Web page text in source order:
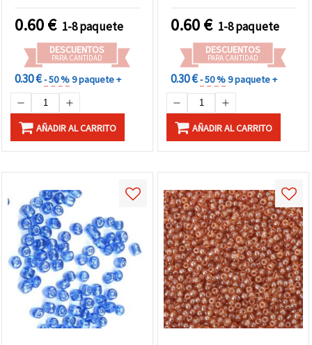
Abalorios y Manualidades
0.60€ 1-8 paquete
DESCUENTOS
PARA CANTIDAD
0.30 €- 50 %9 paquete +
AÑADIR AL CARRITO
cuentas y manualidades
decorativas
0.60€ 1-8 paquete
DESCUENTOS
PARA CANTIDAD
0.30 €- 50 %9 paquete +
AÑADIR AL CARRITO